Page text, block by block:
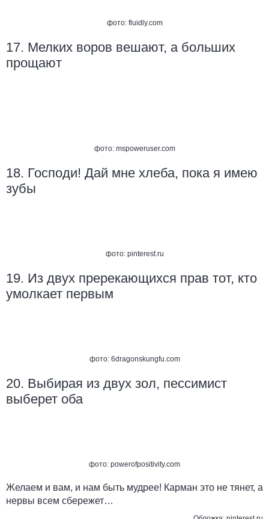
фото: fluidly.com
17. Мелких воров вешают, а больших
прощают
фото: mspoweruser.com
18. Господи! Дай мне хлеба, пока я имею
зубы
фото: pinterest.ru
19. Из двух пререкающихся прав тот, кто
умолкает первым
фото: 6dragonskungfu.com
20. Выбирая из двух зол, пессимист
выберет оба
фото: powerofpositivity.com
Желаем и вам, и нам быть мудрее! Карман это не тянет, а
нервы всем сбережет…